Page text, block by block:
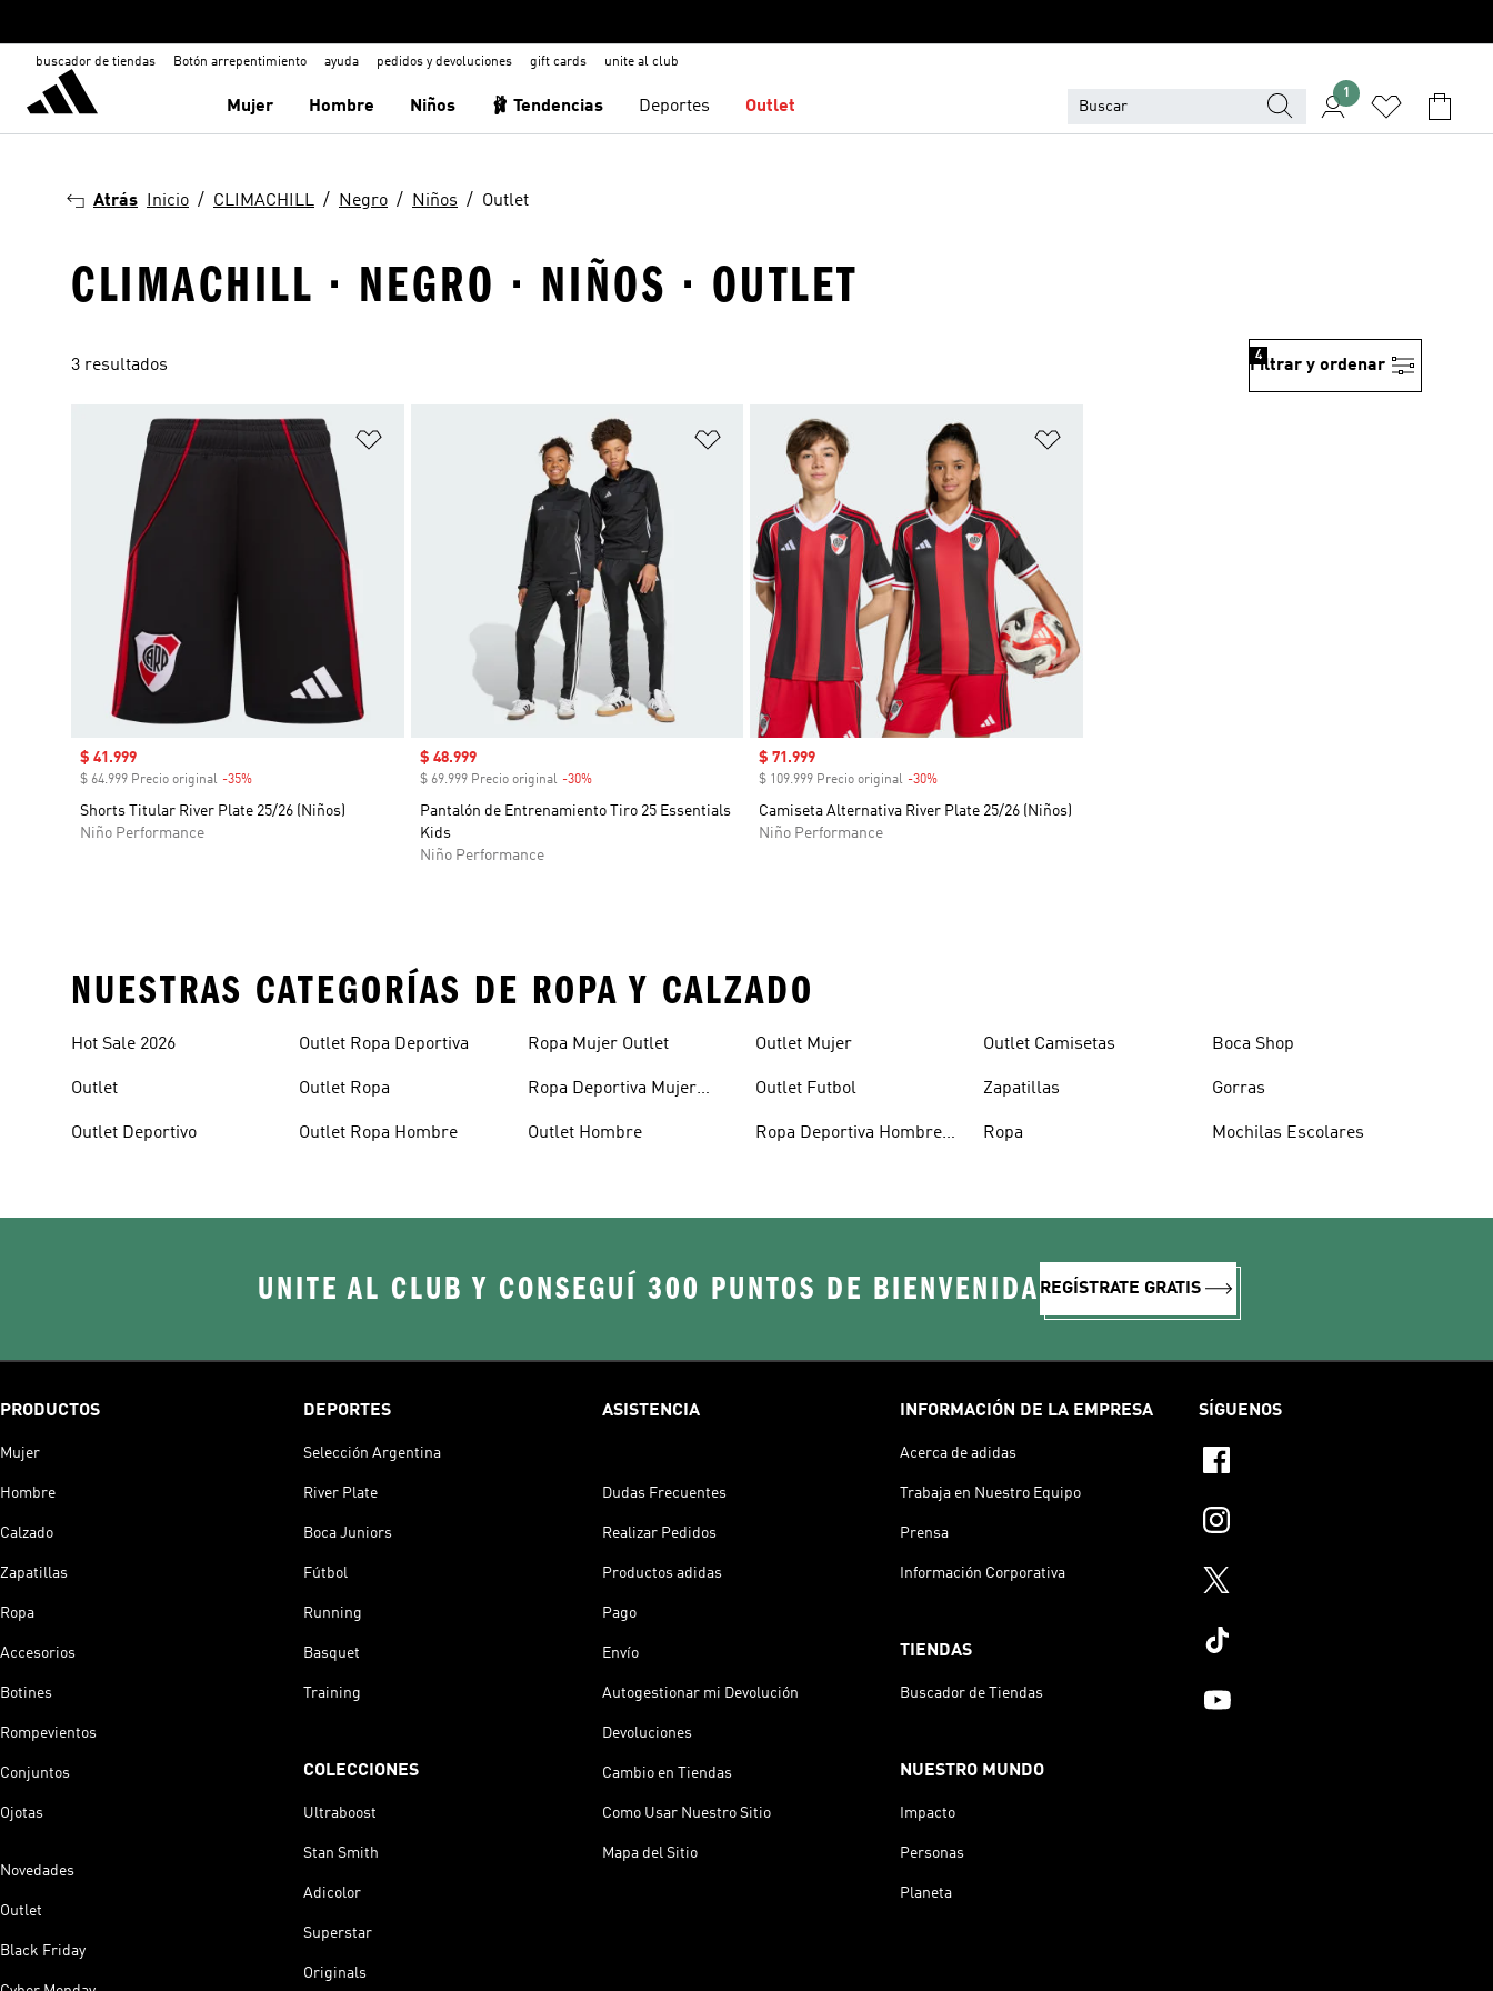
buscador de tiendas Botón arrepentimiento ayuda pedidos y devoluciones gift cards unite al club
Mujer Hombre Niños 🩰 Tendencias Deportes Outlet
1
Atrás Inicio CLIMACHILL Negro Niños Outlet
CLIMACHILL · NEGRO · NIÑOS · OUTLET
3 resultados Filtrar y ordenar
4
Añadir a la lista de deseos
Precio de venta
$ 41.999
$ 64.999 Precio original -35%
Shorts Titular River Plate 25/26 (Niños)
Niño Performance
Añadir a la lista de deseos
Precio de venta
$ 48.999
$ 69.999 Precio original -30%Descuento
Pantalón de Entrenamiento Tiro 25 Essentials
Kids
Niño Performance
Precio de venta
$ 71.999
$ 109.999 Precio original -30%
Camiseta Alternativa River Plate 25/26 (Niños)
Niño Performance
NUESTRAS CATEGORÍAS DE ROPA Y CALZADO
Hot Sale 2026
Outlet
Outlet Deportivo
Outlet Ropa Deportiva
Outlet Ropa
Outlet Ropa Hombre
Ropa Mujer Outlet
Ropa Deportiva Mujer
Outlet Hombre
Outlet Mujer
Outlet Futbol
Ropa Deportiva Hombre
Outlet Camisetas
Zapatillas
Ropa
Boca Shop
Gorras
Mochilas Escolares
UNITE AL CLUB Y CONSEGUÍ 300 PUNTOS DE BIENVENIDA REGÍSTRATE GRATIS
PRODUCTOS
Mujer
Hombre
Calzado
Zapatillas
Ropa
Accesorios
Botines
Rompevientos
Conjuntos
Ojotas
Novedades
Outlet
Black Friday
DEPORTES
Selección Argentina
River Plate
Boca Juniors
Fútbol
Running
Basquet
Training
COLECCIONES
Ultraboost
Stan Smith
Adicolor
Superstar
Originals
ASISTENCIA
Dudas Frecuentes
Realizar Pedidos
Productos adidas
Pago
Envío
Autogestionar mi Devolución
Devoluciones
Cambio en Tiendas
Como Usar Nuestro Sitio
Mapa del Sitio
INFORMACIÓN DE LA EMPRESA
Acerca de adidas
Trabaja en Nuestro Equipo
Prensa
Información Corporativa
TIENDAS
Buscador de Tiendas
NUESTRO MUNDO
Impacto
Personas
Planeta
SÍGUENOS